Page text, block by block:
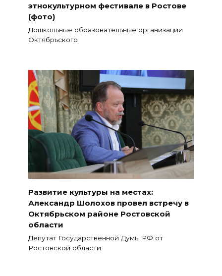
этнокультурном фестивале в Ростове
(фото)
Дошкольные образовательные организации
Октябрьского
Развитие культуры на местах:
Александр Шолохов провел встречу в
Октябрьском районе Ростовской
области
Депутат Государственной Думы РФ от
Ростовской области